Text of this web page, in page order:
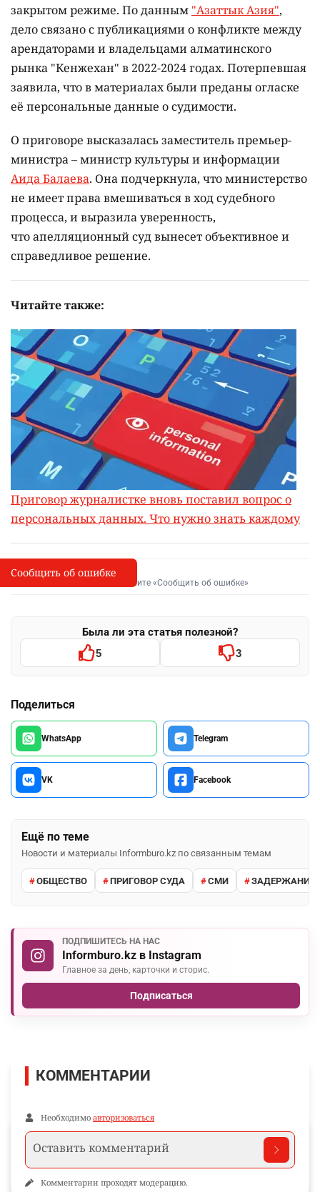
закрытом режиме. По данным "Азаттык Азия",
дело связано с публикациями о конфликте между
арендаторами и владельцами алматинского
рынка "Кенжехан" в 2022-2024 годах. Потерпевшая
заявила, что в материалах были преданы огласке
её персональные данные о судимости.
О приговоре высказалась заместитель премьер-
министра – министр культуры и информации
Аида Балаева. Она подчеркнула, что министерство
не имеет права вмешиваться в ход судебного
процесса, и выразила уверенность,
что апелляционный суд вынесет объективное и
справедливое решение.
Читайте также:
Приговор журналистке вновь поставил вопрос о
персональных данных. Что нужно знать каждому
I
Сообщить об опечатке
Выделите фрагмент и нажмите «Сообщить об ошибке»
Была ли эта статья полезной?
5 3
Поделиться
WhatsApp Telegram
VK Facebook
Ещё по теме
Новости и материалы Informburo.kz по связанным темам
ОБЩЕСТВО ПРИГОВОР СУДА СМИ ЗАДЕРЖАНИЕ
ПОДПИШИТЕСЬ НА НАС
Informburo.kz в Instagram
Главное за день, карточки и сторис.
Подписаться
Сообщить об ошибке
КОММЕНТАРИИ
Необходимо авторизоваться
Комментарии проходят модерацию.